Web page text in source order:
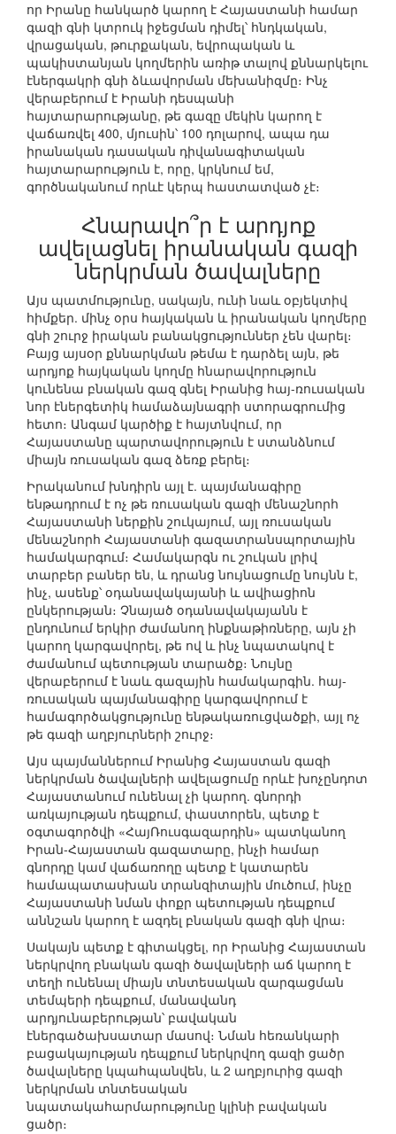
որ Իրանը հանկարծ կարող է Հայաստանի համար
գազի գնի կտրուկ իջեցման դիմել՝ հնդկական,
վրացական, թուրքական, եվրոպական և
պակիստանյան կողմերին առիթ տալով քննարկելու
էներգակրի գնի ձևավորման մեխանիզմը։ Ինչ
վերաբերում է Իրանի դեսպանի
հայտարարությանը, թե գազը մեկին կարող է
վաճառվել 400, մյուսին՝ 100 դոլարով, ապա դա
իրանական դասական դիվանագիտական
հայտարարություն է, որը, կրկնում եմ,
գործնականում որևէ կերպ հաստատված չէ։
Հնարավո՞ր է արդյոք
ավելացնել իրանական գազի
ներկրման ծավալները
Այս պատմությունը, սակայն, ունի նաև օբյեկտիվ
հիմքեր. մինչ օրս հայկական և իրանական կողմերը
գնի շուրջ իրական բանակցություններ չեն վարել։
Բայց այսօր քննարկման թեմա է դարձել այն, թե
արդյոք հայկական կողմը հնարավորություն
կունենա բնական գազ գնել Իրանից հայ-ռուսական
նոր էներգետիկ համաձայնագրի ստորագրումից
հետո։ Անգամ կարծիք է հայտնվում, որ
Հայաստանը պարտավորություն է ստանձնում
միայն ռուսական գազ ձեռք բերել։
Իրականում խնդիրն այլ է. պայմանագիրը
ենթադրում է ոչ թե ռուսական գազի մենաշնորհ
Հայաստանի ներքին շուկայում, այլ ռուսական
մենաշնորհ Հայաստանի գազատրանսպորտային
համակարգում։ Համակարգն ու շուկան լրիվ
տարբեր բաներ են, և դրանց նույնացումը նույնն է,
ինչ, ասենք՝ օդանավակայանի և ավիացիոն
ընկերության։ Չնայած օդանավակայանն է
ընդունում երկիր ժամանող ինքնաթիռները, այն չի
կարող կարգավորել, թե ով և ինչ նպատակով է
ժամանում պետության տարածք։ Նույնը
վերաբերում է նաև գազային համակարգին. հայ-
ռուսական պայմանագիրը կարգավորում է
համագործակցությունը ենթակառուցվածքի, այլ ոչ
թե գազի աղբյուրների շուրջ։
Այս պայմաններում Իրանից Հայաստան գազի
ներկրման ծավալների ավելացումը որևէ խոչընդոտ
Հայաստանում ունենալ չի կարող. գնորդի
առկայության դեպքում, փաստորեն, պետք է
օգտագործվի «ՀայՌուսգազարդին» պատկանող
Իրան-Հայաստան գազատարը, ինչի համար
գնորդը կամ վաճառողը պետք է կատարեն
համապատասխան տրանզիտային մուծում, ինչը
Հայաստանի նման փոքր պետության դեպքում
աննշան կարող է ազդել բնական գազի գնի վրա։
Սակայն պետք է գիտակցել, որ Իրանից Հայաստան
ներկրվող բնական գազի ծավալների աճ կարող է
տեղի ունենալ միայն տնտեսական զարգացման
տեմպերի դեպքում, մանավանդ
արդյունաբերության՝ բավական
էներգածախսատար մասով։ Նման հեռանկարի
բացակայության դեպքում ներկրվող գազի ցածր
ծավալները կպահպանվեն, և 2 աղբյուրից գազի
ներկրման տնտեսական
նպատակահարմարությունը կլինի բավական
ցածր։